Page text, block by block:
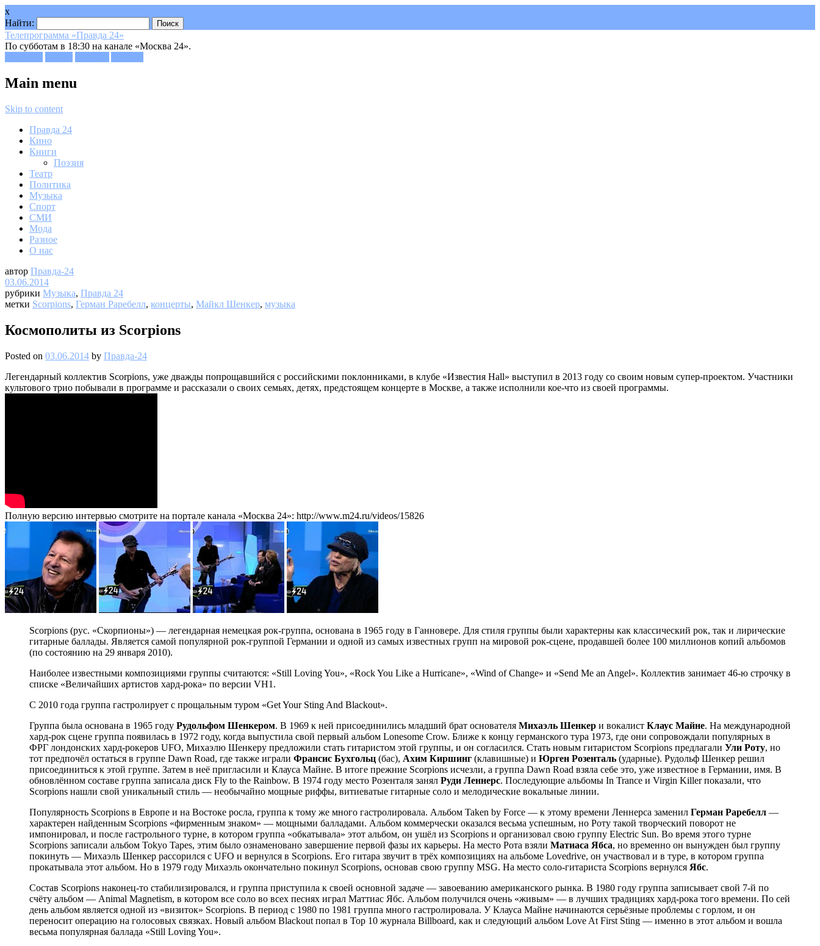
x
Найти:
Телепрограмма «Правда 24»
По субботам в 18:30 на канале «Москва 24».
Main menu
Skip to content
Правда 24
Кино
Книги
Поэзия
Театр
Политика
Музыка
Спорт
СМИ
Мода
Разное
О нас
автор Правда-24
03.06.2014
рубрики Музыка, Правда 24
метки Scorpions, Герман Раребелл, концерты, Майкл Шенкер, музыка
Космополиты из Scorpions
Posted on 03.06.2014 by Правда-24
Легендарный коллектив Scorpions, уже дважды попрощавшийся с российскими поклонниками, в клубе «Известия Hall» выступил в 2013 году со своим новым супер-проектом. Участники
культового трио побывали в программе и рассказали о своих семьях, детях, предстоящем концерте в Москве, а также исполнили кое-что из своей программы.
Полную версию интервью смотрите на портале канала «Москва 24»: http://www.m24.ru/videos/15826
Scorpions (рус. «Скорпионы») — легендарная немецкая рок-группа, основана в 1965 году в Ганновере. Для стиля группы были характерны как классический рок, так и лирические
гитарные баллады. Является самой популярной рок-группой Германии и одной из самых известных групп на мировой рок-сцене, продавшей более 100 миллионов копий альбомов
(по состоянию на 29 января 2010).
Наиболее известными композициями группы считаются: «Still Loving You», «Rock You Like a Hurricane», «Wind of Change» и «Send Me an Angel». Коллектив занимает 46-ю строчку в
списке «Величайших артистов хард-рока» по версии VH1.
С 2010 года группа гастролирует с прощальным туром «Get Your Sting And Blackout».
Группа была основана в 1965 году Рудольфом Шенкером. В 1969 к ней присоединились младший брат основателя Михаэль Шенкер и вокалист Клаус Майне. На международной
хард-рок сцене группа появилась в 1972 году, когда выпустила свой первый альбом Lonesome Crow. Ближе к концу германского тура 1973, где они сопровождали популярных в
ФРГ лондонских хард-рокеров UFO, Михаэлю Шенкеру предложили стать гитаристом этой группы, и он согласился. Стать новым гитаристом Scorpions предлагали Ули Роту, но
тот предпочёл остаться в группе Dawn Road, где также играли Франсис Бухгольц (бас), Ахим Киршинг (клавишные) и Юрген Розенталь (ударные). Рудольф Шенкер решил
присоединиться к этой группе. Затем в неё пригласили и Клауса Майне. В итоге прежние Scorpions исчезли, а группа Dawn Road взяла себе это, уже известное в Германии, имя. В
обновлённом составе группа записала диск Fly to the Rainbow. В 1974 году место Розенталя занял Руди Леннерс. Последующие альбомы In Trance и Virgin Killer показали, что
Scorpions нашли свой уникальный стиль — необычайно мощные риффы, витиеватые гитарные соло и мелодические вокальные линии.
Популярность Scorpions в Европе и на Востоке росла, группа к тому же много гастролировала. Альбом Taken by Force — к этому времени Леннерса заменил Герман Раребелл —
характерен найденным Scorpions «фирменным знаком» — мощными балладами. Альбом коммерчески оказался весьма успешным, но Роту такой творческий поворот не
импонировал, и после гастрольного турне, в котором группа «обкатывала» этот альбом, он ушёл из Scorpions и организовал свою группу Electric Sun. Во время этого турне
Scorpions записали альбом Tokyo Tapes, этим было ознаменовано завершение первой фазы их карьеры. На место Рота взяли Матиаса Ябса, но временно он вынужден был группу
покинуть — Михаэль Шенкер рассорился с UFO и вернулся в Scorpions. Его гитара звучит в трёх композициях на альбоме Lovedrive, он участвовал и в туре, в котором группа
прокатывала этот альбом. Но в 1979 году Михаэль окончательно покинул Scorpions, основав свою группу MSG. На место соло-гитариста Scorpions вернулся Ябc.
Состав Scorpions наконец-то стабилизировался, и группа приступила к своей основной задаче — завоеванию американского рынка. В 1980 году группа записывает свой 7-й по
счёту альбом — Animal Magnetism, в котором все соло во всех песнях играл Маттиас Ябс. Альбом получился очень «живым» — в лучших традициях хард-рока того времени. По сей
день альбом является одной из «визиток» Scorpions. В период с 1980 по 1981 группа много гастролировала. У Клауса Майне начинаются серьёзные проблемы с горлом, и он
переносит операцию на голосовых связках. Новый альбом Blackout попал в Top 10 журнала Billboard, как и следующий альбом Love At First Sting — именно в этот альбом и вошла
весьма популярная баллада «Still Loving You».